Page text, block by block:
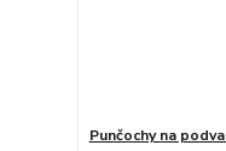
Punčochy na